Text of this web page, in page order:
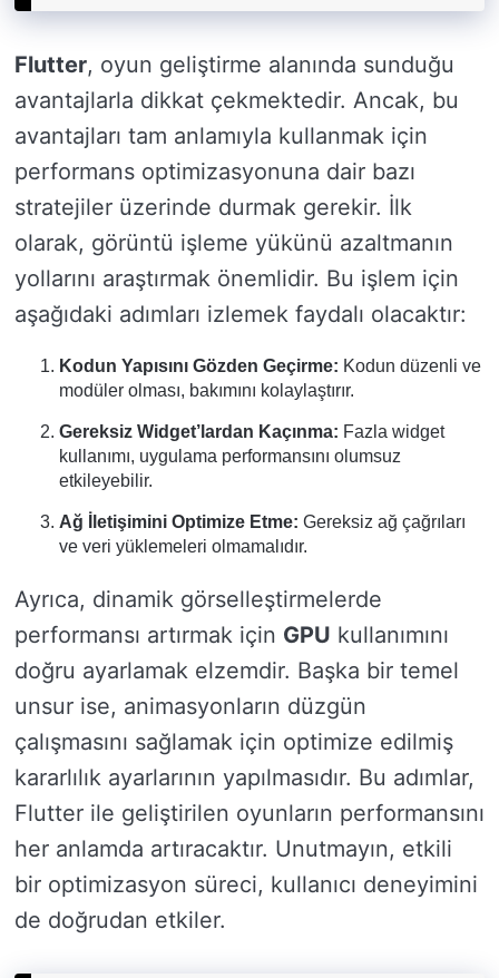
Flutter, oyun geliştirme alanında sunduğu
avantajlarla dikkat çekmektedir. Ancak, bu
avantajları tam anlamıyla kullanmak için
performans optimizasyonuna dair bazı
stratejiler üzerinde durmak gerekir. İlk
olarak, görüntü işleme yükünü azaltmanın
yollarını araştırmak önemlidir. Bu işlem için
aşağıdaki adımları izlemek faydalı olacaktır:
Kodun Yapısını Gözden Geçirme: Kodun düzenli ve
modüler olması, bakımını kolaylaştırır.
Gereksiz Widget’lardan Kaçınma: Fazla widget
kullanımı, uygulama performansını olumsuz
etkileyebilir.
Ağ İletişimini Optimize Etme: Gereksiz ağ çağrıları
ve veri yüklemeleri olmamalıdır.
Ayrıca, dinamik görselleştirmelerde
performansı artırmak için GPU kullanımını
doğru ayarlamak elzemdir. Başka bir temel
unsur ise, animasyonların düzgün
çalışmasını sağlamak için optimize edilmiş
kararlılık ayarlarının yapılmasıdır. Bu adımlar,
Flutter ile geliştirilen oyunların performansını
her anlamda artıracaktır. Unutmayın, etkili
bir optimizasyon süreci, kullanıcı deneyimini
de doğrudan etkiler.